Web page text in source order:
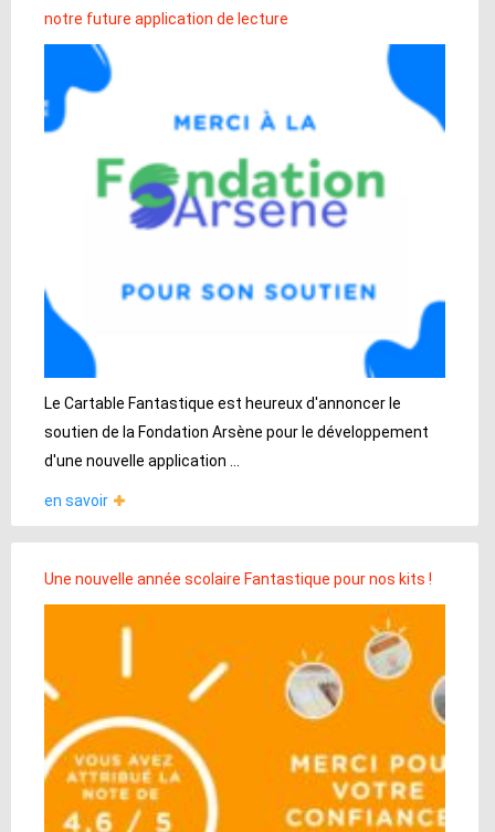
notre future application de lecture
Le Cartable Fantastique est heureux d'annoncer le
soutien de la Fondation Arsène pour le développement
d'une nouvelle application ...
en savoir
Une nouvelle année scolaire Fantastique pour nos kits !